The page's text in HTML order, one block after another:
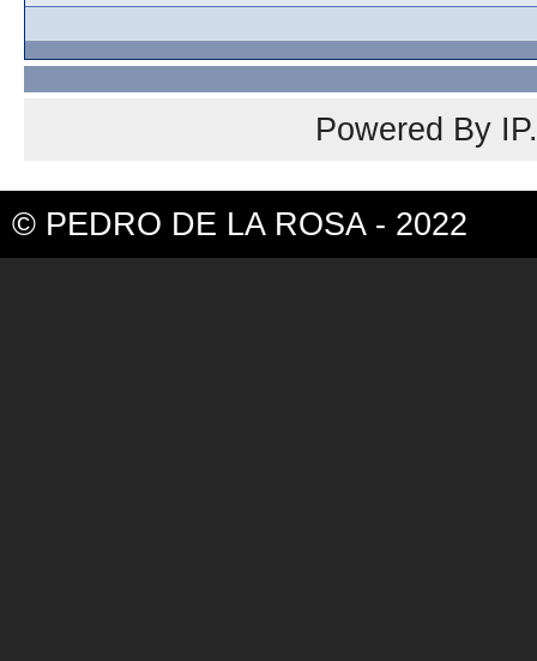
Powered By
© PEDRO DE LA ROSA - 2022